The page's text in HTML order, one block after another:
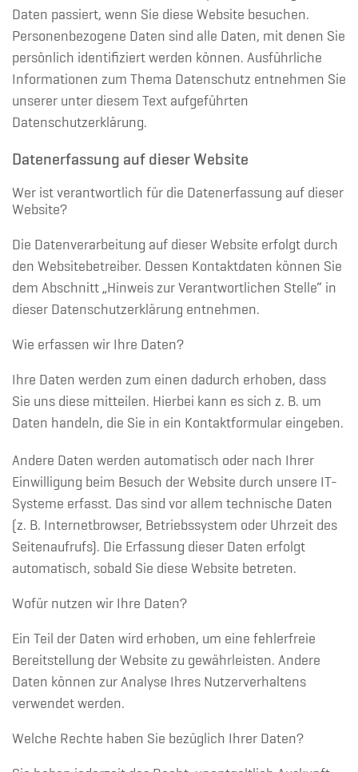
Daten passiert, wenn Sie diese Website besuchen.
Personenbezogene Daten sind alle Daten, mit denen Sie
persönlich identifiziert werden können. Ausführliche
Informationen zum Thema Datenschutz entnehmen Sie
unserer unter diesem Text aufgeführten
Datenschutzerklärung.
Datenerfassung auf dieser Website
Wer ist verantwortlich für die Datenerfassung auf dieser
Website?
Die Datenverarbeitung auf dieser Website erfolgt durch
den Websitebetreiber. Dessen Kontaktdaten können Sie
dem Abschnitt „Hinweis zur Verantwortlichen Stelle“ in
dieser Datenschutzerklärung entnehmen.
Wie erfassen wir Ihre Daten?
Ihre Daten werden zum einen dadurch erhoben, dass
Sie uns diese mitteilen. Hierbei kann es sich z. B. um
Daten handeln, die Sie in ein Kontaktformular eingeben.
Andere Daten werden automatisch oder nach Ihrer
Einwilligung beim Besuch der Website durch unsere IT-
Systeme erfasst. Das sind vor allem technische Daten
(z. B. Internetbrowser, Betriebssystem oder Uhrzeit des
Seitenaufrufs). Die Erfassung dieser Daten erfolgt
automatisch, sobald Sie diese Website betreten.
Wofür nutzen wir Ihre Daten?
Ein Teil der Daten wird erhoben, um eine fehlerfreie
Bereitstellung der Website zu gewährleisten. Andere
Daten können zur Analyse Ihres Nutzerverhaltens
verwendet werden.
Welche Rechte haben Sie bezüglich Ihrer Daten?